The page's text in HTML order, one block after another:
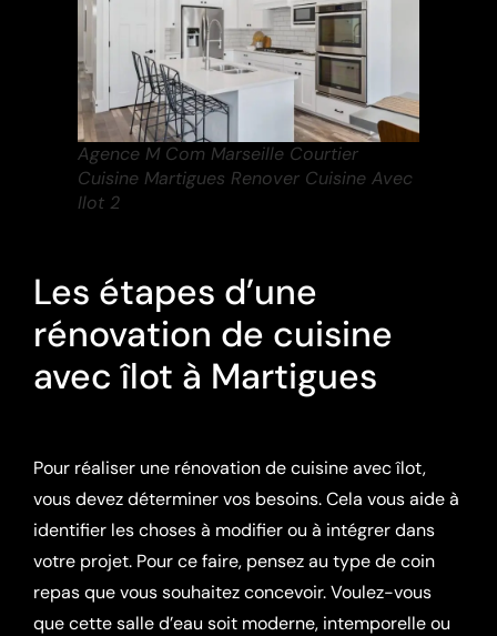
Agence M Com Marseille Courtier
Cuisine Martigues Renover Cuisine Avec
Ilot 2
Les étapes d’une
rénovation de cuisine
avec îlot à Martigues
Pour réaliser une rénovation de cuisine avec îlot,
vous devez déterminer vos besoins. Cela vous aide à
identifier les choses à modifier ou à intégrer dans
votre projet. Pour ce faire, pensez au type de coin
repas que vous souhaitez concevoir. Voulez-vous
que cette salle d’eau soit moderne, intemporelle ou